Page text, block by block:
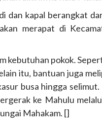
dan kapal berangkat
merapat di
kebutuhan pokok.
itu, bantuan juga
busa hingga selimut.
ke Mahulu
Mahakam. []